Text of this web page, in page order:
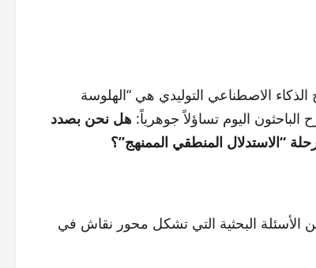
الاصطناعي التوليدي هي “الهلوسة
هل نحن بصدد
“الاستدلال المنطقي الممنهج”؟
واضحة، طرحت الدراسة (2026) مجموعة من الأسئلة البحثية التي تشكل محور نقاش في